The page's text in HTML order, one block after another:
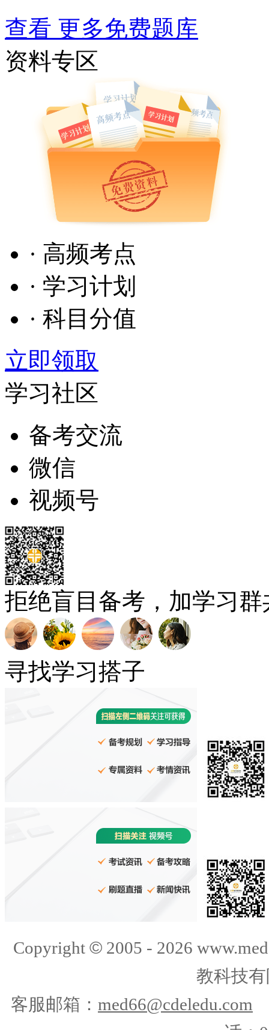
查看 更多免费题库
资料专区
· 高频考点
· 学习计划
· 科目分值
立即领取
学习社区
备考交流
微信
视频号
拒绝盲目备考，加学习
寻找学习搭子
Copyright ©2005 - 2026
教科技
客服邮箱： med66@cdeledu.com